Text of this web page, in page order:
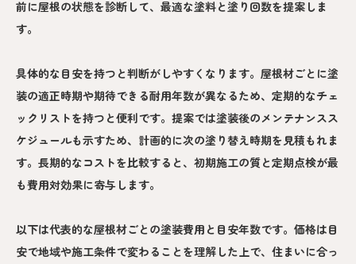
前に屋根の状態を診断して、最適な塗料と塗り回数を提案しま
す。
具体的な目安を持つと判断がしやすくなります。屋根材ごとに塗
装の適正時期や期待できる耐用年数が異なるため、定期的なチェ
ックリストを持つと便利です。提案では塗装後のメンテナンスス
ケジュールも示すため、計画的に次の塗り替え時期を見積もれま
す。長期的なコストを比較すると、初期施工の質と定期点検が最
も費用対効果に寄与します。
以下は代表的な屋根材ごとの塗装費用と目安年数です。価格は目
安で地域や施工条件で変わることを理解した上で、住まいに合っ